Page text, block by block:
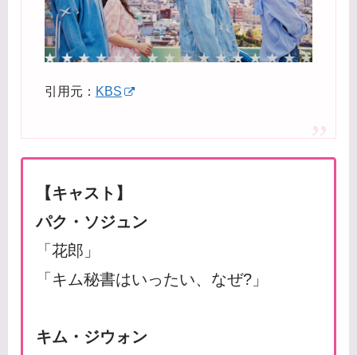
引用元： KBS
【キャスト】
パク・ソジュン
「花郎」
「キム秘書はいったい、なぜ?」
キム・ジウォン